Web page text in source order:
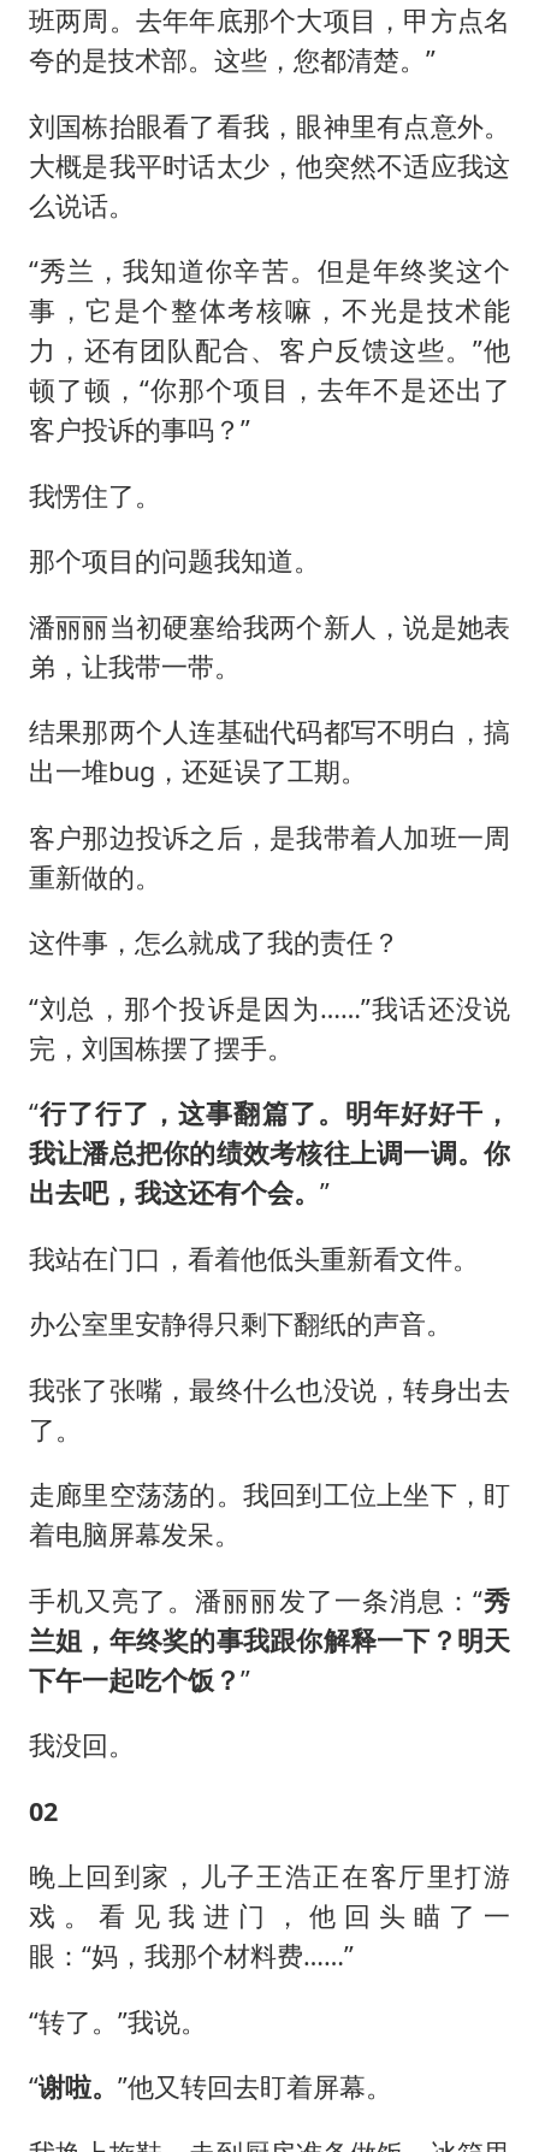
班两周。去年年底那个大项目，甲方点名
夸的是技术部。这些，您都清楚。”
刘国栋抬眼看了看我，眼神里有点意外。
大概是我平时话太少，他突然不适应我这
么说话。
“秀兰，我知道你辛苦。但是年终奖这个
事，它是个整体考核嘛，不光是技术能
力，还有团队配合、客户反馈这些。”他
顿了顿，“你那个项目，去年不是还出了
客户投诉的事吗？”
我愣住了。
那个项目的问题我知道。
潘丽丽当初硬塞给我两个新人，说是她表
弟，让我带一带。
结果那两个人连基础代码都写不明白，搞
出一堆bug，还延误了工期。
客户那边投诉之后，是我带着人加班一周
重新做的。
这件事，怎么就成了我的责任？
“刘总，那个投诉是因为……”我话还没说
完，刘国栋摆了摆手。
“行了行了，这事翻篇了。明年好好干，
我让潘总把你的绩效考核往上调一调。你
出去吧，我这还有个会。 ”
我站在门口，看着他低头重新看文件。
办公室里安静得只剩下翻纸的声音。
我张了张嘴，最终什么也没说，转身出去
了。
走廊里空荡荡的。我回到工位上坐下，盯
着电脑屏幕发呆。
手机又亮了。潘丽丽发了一条消息：“秀
兰姐，年终奖的事我跟你解释一下？明天
下午一起吃个饭？”
我没回。
02
晚上回到家，儿子王浩正在客厅里打游
戏。看见我进门，他回头瞄了一
眼：“妈，我那个材料费……”
“转了。”我说。
“谢啦。 ”他又转回去盯着屏幕。